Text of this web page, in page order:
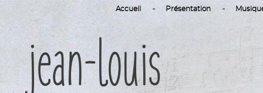
Accueil Présentation
jean-louis